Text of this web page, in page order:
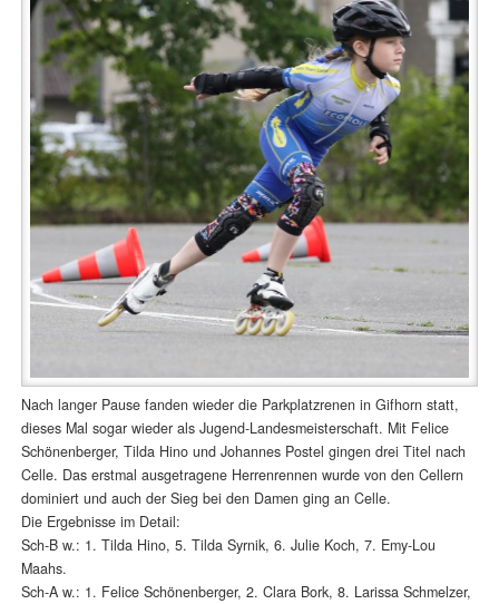
Nach langer Pause fanden wieder die Parkplatzrenen in Gifhorn statt,
dieses Mal sogar wieder als Jugend-Landesmeisterschaft. Mit Felice
Schönenberger, Tilda Hino und Johannes Postel gingen drei Titel nach
Celle. Das erstmal ausgetragene Herrenrennen wurde von den Cellern
dominiert und auch der Sieg bei den Damen ging an Celle.
Die Ergebnisse im Detail:
Sch-B w.: 1. Tilda Hino, 5. Tilda Syrnik, 6. Julie Koch, 7. Emy-Lou
Maahs.
Sch-A w.: 1. Felice Schönenberger, 2. Clara Bork, 8. Larissa Schmelzer,